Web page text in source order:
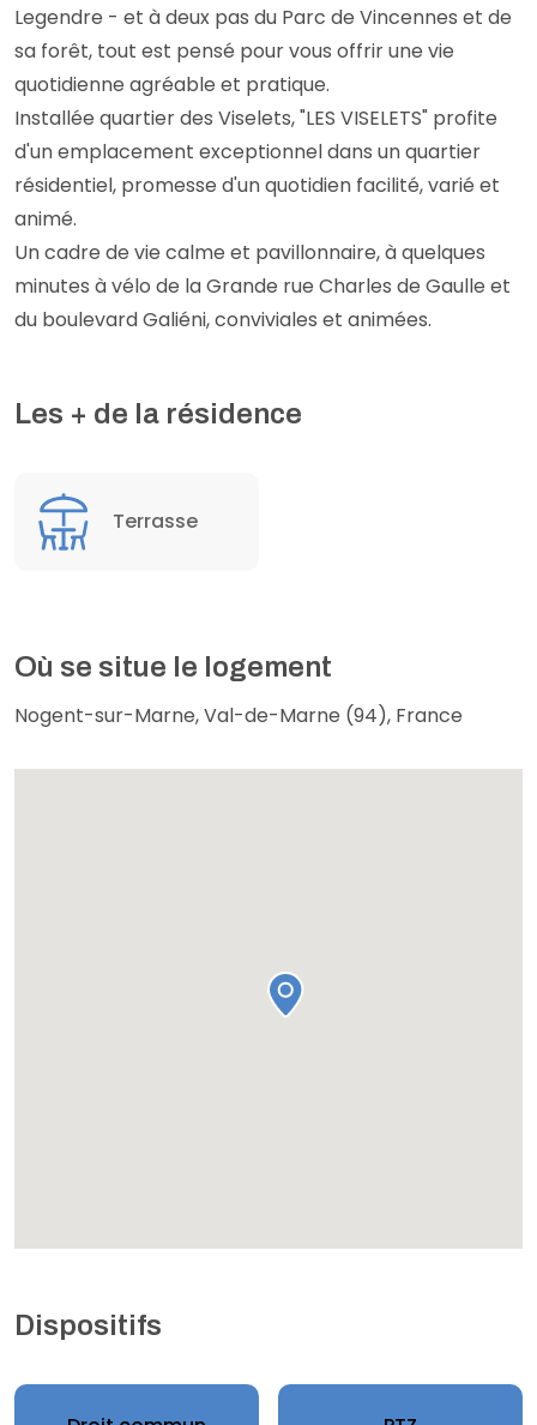
Legendre - et à deux pas du Parc de Vincennes et de
sa forêt, tout est pensé pour vous offrir une vie
quotidienne agréable et pratique.
Installée quartier des Viselets, "LES VISELETS" profite
d'un emplacement exceptionnel dans un quartier
résidentiel, promesse d'un quotidien facilité, varié et
animé.
Un cadre de vie calme et pavillonnaire, à quelques
minutes à vélo de la Grande rue Charles de Gaulle et
du boulevard Galiéni, conviviales et animées.
Les + de la résidence
Terrasse
Où se situe le logement
Nogent-sur-Marne, Val-de-Marne (94), France
Dispositifs